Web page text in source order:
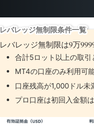
レバレッジ無制限条件一覧
レバレッジ無制限は9万
合計5ロット以上の取
MT4の口座のみ利用可
口座残高が1,000ドル未
プロ口座は初回入金額